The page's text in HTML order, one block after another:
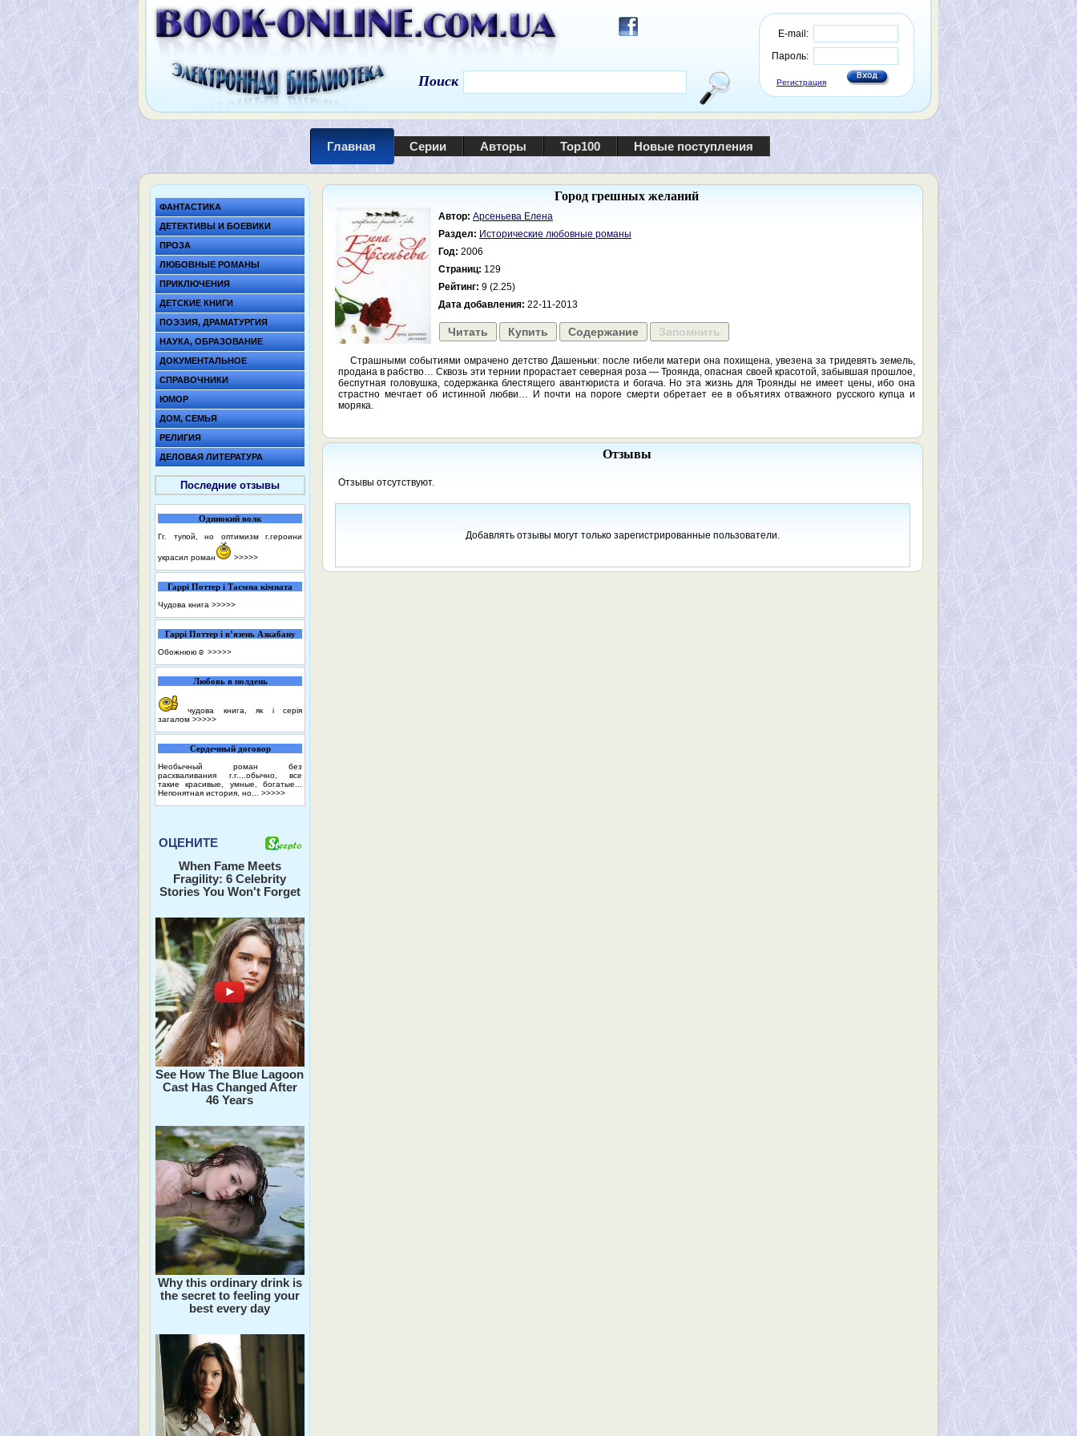
E-mail:
Пароль:
Регистрация
Поиск
Главная Серии Авторы Top100 Новые поступления
ФАНТАСТИКА
ДЕТЕКТИВЫ И БОЕВИКИ
ПРОЗА
ЛЮБОВНЫЕ РОМАНЫ
ПРИКЛЮЧЕНИЯ
ДЕТСКИЕ КНИГИ
ПОЭЗИЯ, ДРАМАТУРГИЯ
НАУКА, ОБРАЗОВАНИЕ
ДОКУМЕНТАЛЬНОЕ
СПРАВОЧНИКИ
ЮМОР
ДОМ, СЕМЬЯ
РЕЛИГИЯ
ДЕЛОВАЯ ЛИТЕРАТУРА
Последние отзывы
Одинокий волк
Гг. тупой, но оптимизм г.героини
украсил роман >>>>>
Гаррі Поттер і Таємна кімната
Чудова книга >>>>>
Гаррі Поттер і в’язень Азкабану
Обожнюю☺️ >>>>>
Любовь в полдень
чудова книга, як і серія
загалом >>>>>
Сердечный договор
Необычный роман без
расхваливания г.г....обычно, все
такие красивые, умные, богатые...
Непонятная история, но... >>>>>
ОЦЕНИТЕ
When Fame Meets
Fragility: 6 Celebrity
Stories You Won't Forget
See How The Blue Lagoon
Cast Has Changed After
46 Years
Why this ordinary drink is
the secret to feeling your
best every day
Город грешных желаний
Автор: Арсеньева Елена
Раздел: Исторические любовные романы
Год: 2006
Страниц: 129
Рейтинг: 9 (2.25)
Дата добавления: 22-11-2013
Читать Купить Содержание Запомнить
Страшными событиями омрачено детство Дашеньки: после гибели матери она похищена, увезена за тридевять земель,
продана в рабство… Сквозь эти тернии прорастает северная роза — Троянда, опасная своей красотой, забывшая прошлое,
беспутная головушка, содержанка блестящего авантюриста и богача. Но эта жизнь для Троянды не имеет цены, ибо она
страстно мечтает об истинной любви… И почти на пороге смерти обретает ее в объятиях отважного русского купца и
моряка.
Отзывы
Отзывы отсутствуют.
Добавлять отзывы могут только зарегистрированные пользователи.